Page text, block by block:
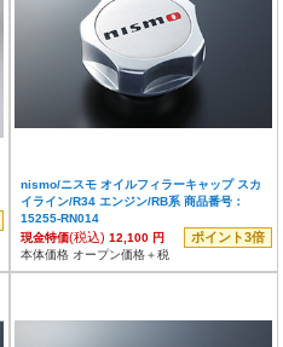
nismo/ニスモ オイルフィラーキャップ スカ
イライン/R34 エンジン/RB系 商品番号：
15255-RN014
現金特価(税込) 12,100 円 ポイント3倍
本体価格 オープン価格＋税